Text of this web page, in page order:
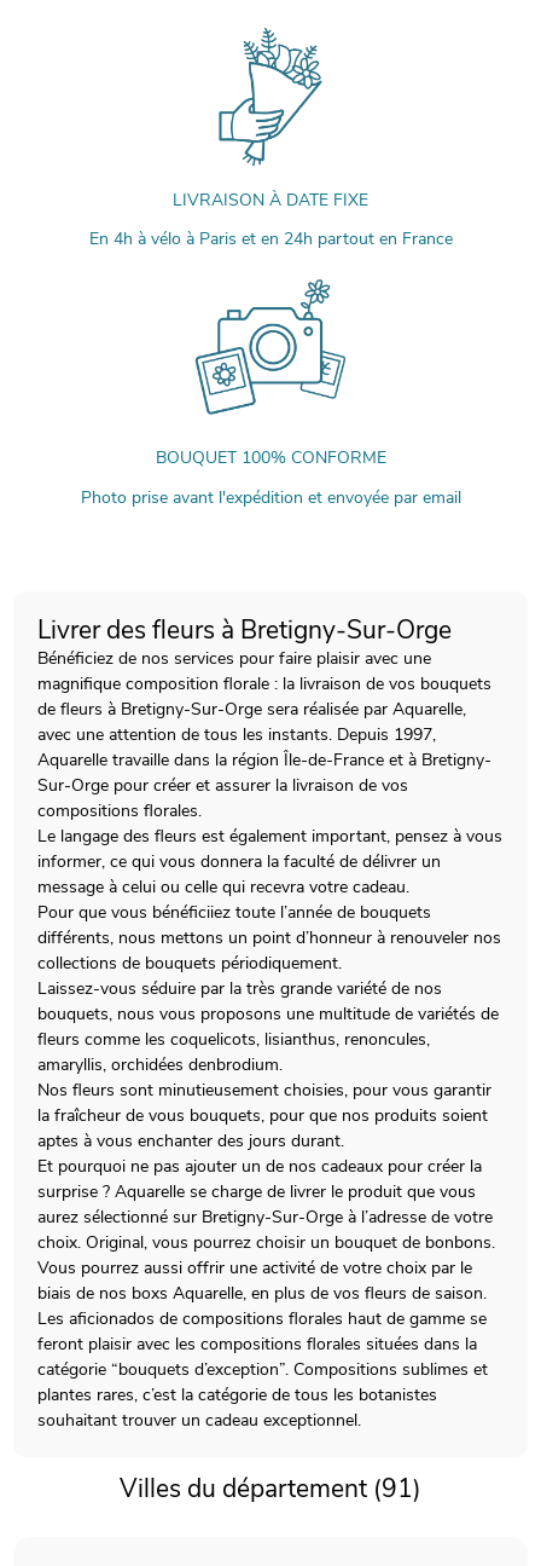
LIVRAISON À DATE FIXE
En 4h à vélo à Paris et en 24h partout en France
BOUQUET 100% CONFORME
Photo prise avant l'expédition et envoyée par email
Livrer des fleurs à Bretigny-Sur-Orge
Bénéficiez de nos services pour faire plaisir avec une
magnifique composition florale : la livraison de vos bouquets
de fleurs à Bretigny-Sur-Orge sera réalisée par Aquarelle,
avec une attention de tous les instants. Depuis 1997,
Aquarelle travaille dans la région Île-de-France et à Bretigny-
Sur-Orge pour créer et assurer la livraison de vos
compositions florales.
Le langage des fleurs est également important, pensez à vous
informer, ce qui vous donnera la faculté de délivrer un
message à celui ou celle qui recevra votre cadeau.
Pour que vous bénéficiiez toute l’année de bouquets
différents, nous mettons un point d’honneur à renouveler nos
collections de bouquets périodiquement.
Laissez-vous séduire par la très grande variété de nos
bouquets, nous vous proposons une multitude de variétés de
fleurs comme les coquelicots, lisianthus, renoncules,
amaryllis, orchidées denbrodium.
Nos fleurs sont minutieusement choisies, pour vous garantir
la fraîcheur de vous bouquets, pour que nos produits soient
aptes à vous enchanter des jours durant.
Et pourquoi ne pas ajouter un de nos cadeaux pour créer la
surprise ? Aquarelle se charge de livrer le produit que vous
aurez sélectionné sur Bretigny-Sur-Orge à l’adresse de votre
choix. Original, vous pourrez choisir un bouquet de bonbons.
Vous pourrez aussi offrir une activité de votre choix par le
biais de nos boxs Aquarelle, en plus de vos fleurs de saison.
Les aficionados de compositions florales haut de gamme se
feront plaisir avec les compositions florales situées dans la
catégorie “bouquets d’exception”. Compositions sublimes et
plantes rares, c’est la catégorie de tous les botanistes
souhaitant trouver un cadeau exceptionnel.
Villes du département (91)